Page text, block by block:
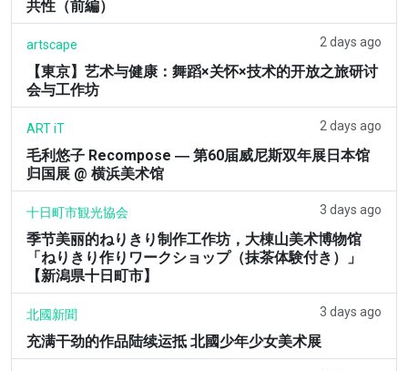
共性（前編）
artscape 2 days ago
【東京】艺术与健康：舞蹈×关怀×技术的开放之旅研讨
会与工作坊
ART iT 2 days ago
毛利悠子 Recompose ― 第60届威尼斯双年展日本馆
归国展 @ 横浜美术馆
十日町市観光協会 3 days ago
季节美丽的ねりきり制作工作坊，大棟山美术博物馆
「ねりきり作りワークショップ（抹茶体験付き）」
【新潟県十日町市】
北國新聞 3 days ago
充满干劲的作品陆续运抵 北國少年少女美术展